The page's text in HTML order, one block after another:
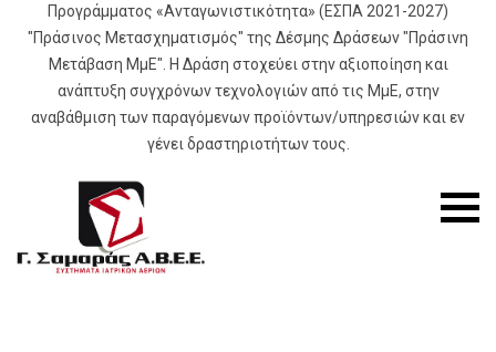
Προγράμματος «Ανταγωνιστικότητα» (ΕΣΠΑ 2021-2027)
"Πράσινος Μετασχηματισμός" της Δέσμης Δράσεων "Πράσινη
Μετάβαση ΜμΕ". Η Δράση στοχεύει στην αξιοποίηση και
ανάπτυξη συγχρόνων τεχνολογιών από τις ΜμΕ, στην
αναβάθμιση των παραγόμενων προϊόντων/υπηρεσιών και εν
γένει δραστηριοτήτων τους.
Mobile
menu